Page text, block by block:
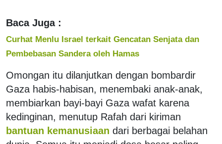
Baca Juga :
Curhat Menlu Israel terkait Gencatan Senjata dan
Pembebasan Sandera oleh Hamas
Omongan itu dilanjutkan dengan bombardir
Gaza habis-habisan, menembaki anak-anak,
membiarkan bayi-bayi Gaza wafat karena
kedinginan, menutup Rafah dari kiriman
bantuan kemanusiaan dari berbagai belahan